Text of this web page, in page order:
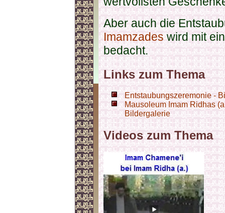
Aber auch die
Imamzadeswird mit
bedacht.
Links zum Thema
Entstaubungszeremonie -
Mausoleum Imam Ridhas
Bildergalerie
Videos zum Thema